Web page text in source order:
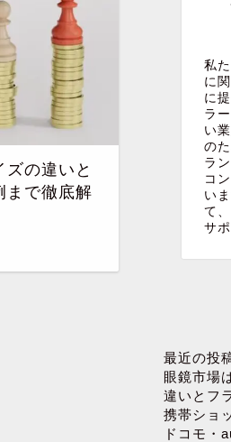
の違いと
まで徹底解
私
に
に
ラ
い
の
ラ
コ
い
て
サ
最近の投
眼鏡市場
違いとフ
携帯ショ
ドコモ・